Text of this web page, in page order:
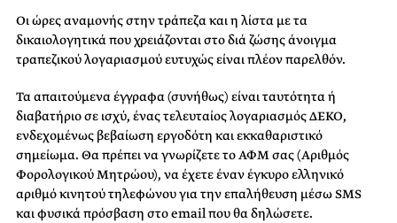
Οι ώρες αναμονής στην τράπεζα και η λίστα με τα
δικαιολογητικά που χρειάζονται στο διά ζώσης άνοιγμα
τραπεζικού λογαριασμού ευτυχώς είναι πλέον παρελθόν.
Τα απαιτούμενα έγγραφα (συνήθως) είναι ταυτότητα ή
διαβατήριο σε ισχύ, ένας τελευταίος λογαριασμός ΔΕΚΟ,
ενδεχομένως βεβαίωση εργοδότη και εκκαθαριστικό
σημείωμα. Θα πρέπει να γνωρίζετε το ΑΦΜ σας (Αριθμός
Φορολογικού Μητρώου), να έχετε έναν έγκυρο ελληνικό
αριθμό κινητού τηλεφώνου για την επαλήθευση μέσω SMS
και φυσικά πρόσβαση στο email που θα δηλώσετε.